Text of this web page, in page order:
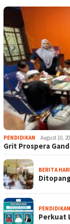
PENDIDIKAN August 10,
Grit Prospera
BERITA
PENDIDIKAN
Perkuat